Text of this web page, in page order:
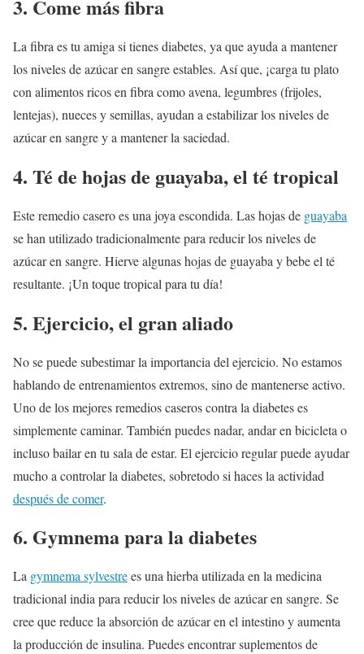
3. Come más fibra
La fibra es tu amiga si tienes diabetes, ya que ayuda a mantener
los niveles de azúcar en sangre estables. Así que, ¡carga tu plato
con alimentos ricos en fibra como avena, legumbres (frijoles,
lentejas), nueces y semillas, ayudan a estabilizar los niveles de
azúcar en sangre y a mantener la saciedad.
4. Té de hojas de guayaba, el té tropical
Este remedio casero es una joya escondida. Las hojas de guayaba
se han utilizado tradicionalmente para reducir los niveles de
azúcar en sangre. Hierve algunas hojas de guayaba y bebe el té
resultante. ¡Un toque tropical para tu día!
5. Ejercicio, el gran aliado
No se puede subestimar la importancia del ejercicio. No estamos
hablando de entrenamientos extremos, sino de mantenerse activo.
Uno de los mejores remedios caseros contra la diabetes es
simplemente caminar. También puedes nadar, andar en bicicleta o
incluso bailar en tu sala de estar. El ejercicio regular puede ayudar
mucho a controlar la diabetes, sobretodo si haces la actividad
después de comer.
6. Gymnemapara la diabetes
La gymnema sylvestrees una hierba utilizada en la medicina
tradicional india para reducir los niveles de azúcar en sangre. Se
cree que reduce la absorción de azúcar en el intestino y aumenta
la producción de insulina. Puedes encontrar suplementos de